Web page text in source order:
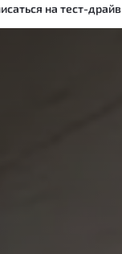
на тест-драйв